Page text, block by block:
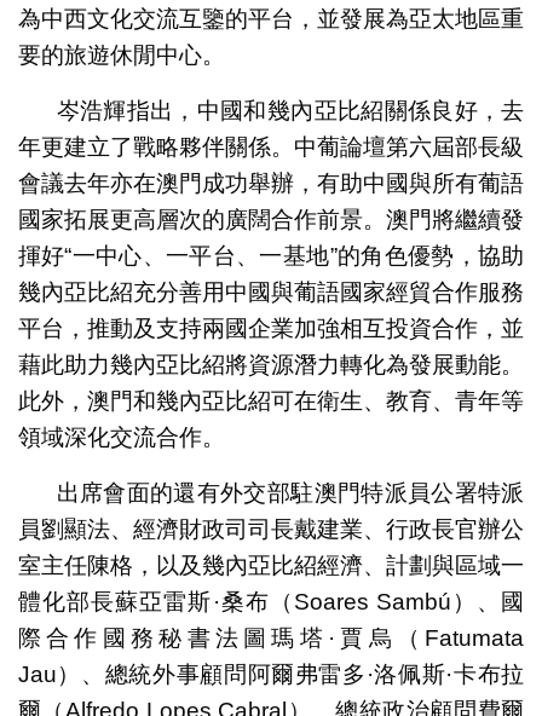
為中西文化交流互鑒的平台，並發展為亞太地區重
要的旅遊休閒中心。
岑浩輝指出，中國和幾內亞比紹關係良好，去
年更建立了戰略夥伴關係。中葡論壇第六屆部長級
會議去年亦在澳門成功舉辦，有助中國與所有葡語
國家拓展更高層次的廣闊合作前景。澳門將繼續發
揮好“一中心、一平台、一基地”的角色優勢，協助
幾內亞比紹充分善用中國與葡語國家經貿合作服務
平台，推動及支持兩國企業加強相互投資合作，並
藉此助力幾內亞比紹將資源潛力轉化為發展動能。
此外，澳門和幾內亞比紹可在衛生、教育、青年等
領域深化交流合作。
出席會面的還有外交部駐澳門特派員公署特派
員劉顯法、經濟財政司司長戴建業、行政長官辦公
室主任陳格，以及幾內亞比紹經濟、計劃與區域一
體化部長蘇亞雷斯·桑布（Soares Sambú）、國
際合作國務秘書法圖瑪塔·賈烏（Fatumata
Jau）、總統外事顧問阿爾弗雷多·洛佩斯·卡布拉